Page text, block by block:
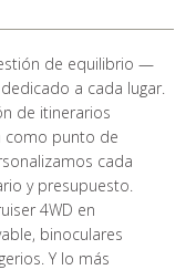
de equilibrio —
a cada lugar.
de itinerarios
como punto de
cada
y presupuesto.
4WD en
binoculares
Y lo más